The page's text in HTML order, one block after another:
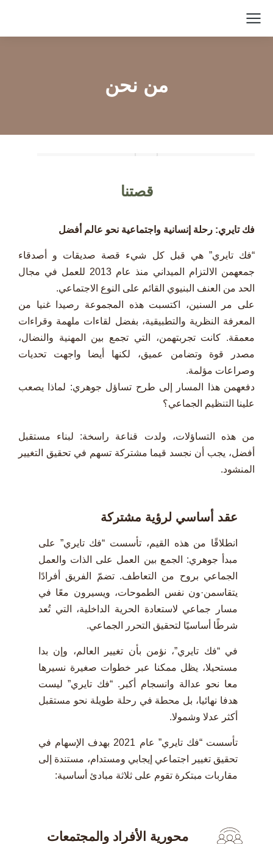
من نحن
قصتنا
فك تايري: رحلة إنسانية واجتماعية نحو عالم أفضل
“فك تايري” هي قبل كل شيء قصة صديقات و أصدقاء
جمعهمن الالتزام الميداني منذ عام 2013 للعمل في مجال
الحد من العنف البنيوي القائم على النوع الاجتماعي.
على مر السنين، اكتسبت هذه المجموعة رصيدا غنيا من
المعرفة النظرية والتطبيقية، بفضل لقاءات ملهمة وقراءات
معمقة. كانت تجربتهمن، التي تجمع بين المهنية والنضال،
مصدر قوة وتضامن عميق، لكنها أيضا واجهت تحديات
وصراعات مؤلمة.
دفعهمن هذا المسار إلى طرح تساؤل جوهري: لماذا يصعب
علينا التنظيم الجماعي؟
من هذه التساؤلات، ولدت قناعة راسخة: لبناء مستقبل
أفضل، يجب أن نجسد قيما مشتركة تسهم في تحقيق التغيير
المنشود.
عقد أساسي لرؤية مشتركة
انطلاقًا من هذه القيم، تأسست “فك تايري” على
مبدأ جوهري: الجمع بين العمل على الذات والعمل
الجماعي بروح من التعاطف. تضمّ الفريق أفرادًا
يتقاسمن·ون نفس الطموحات، ويسيرون معًا في
مسار جماعي لاستعادة الحرية الداخلية، التي تُعد
شرطًا أساسيًا لتحقيق التحرر الجماعي.
في “فك تايري”، نؤمن بأن تغيير العالم، وإن بدا
مستحيلا، يظل ممكنا عبر خطوات صغيرة نسيرها
معا نحو عدالة وانسجام أكبر. “فك تايري” ليست
هدفا نهائيا، بل محطة في رحلة طويلة نحو مستقبل
أكثر عدلا وشمولا.
تأسست “فك تايري” عام 2021 بهدف الإسهام في
تحقيق تغيير اجتماعي إيجابي ومستدام، مستندة إلى
مقاربات مبتكرة تقوم على ثلاثة مبادئ أساسية:
محورية الأفراد والمجتمعات